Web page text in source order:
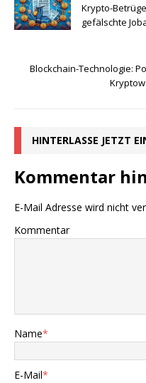
Krypto-
gefälschte
Blockchain-Technologie:
HINTERLASSE JETZT
Kommentar
E-Mail Adresse wird nicht
Kommentar
Name*
E-Mail*